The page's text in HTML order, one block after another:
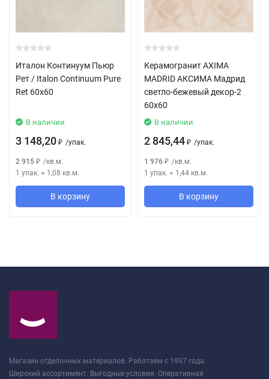
Италон Континуум Пьюр
Рет / Italon Continuum Pure
Ret 60x60
В наличии
3 148,20 ₽ /упак.
2 915 ₽ /кв.м.
1 упак. = 1,08 кв.м.
В корзину
Керамогранит AXIMA
MADRID АКСИМА Мадрид
светло-бежевый декор-2
60x60
В наличии
2 845,44 ₽ /упак.
1 976 ₽ /кв.м.
1 упак. = 1,44 кв.м.
В корзину
Магазин отделочных материалов. Работаем с 1997 года.
Широкий ассортимент. Выгодные условия. Оперативная